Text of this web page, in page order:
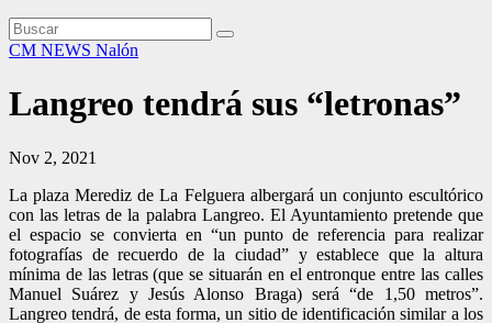
CM NEWS Nalón
Langreo tendrá sus “letronas”
Nov 2, 2021
La plaza Merediz de La Felguera albergará un conjunto escultórico
con las letras de la palabra Langreo. El Ayuntamiento pretende que
el espacio se convierta en “un punto de referencia para realizar
fotografías de recuerdo de la ciudad” y establece que la altura
mínima de las letras (que se situarán en el entronque entre las calles
Manuel Suárez y Jesús Alonso Braga) será “de 1,50 metros”.
Langreo tendrá, de esta forma, un sitio de identificación similar a los